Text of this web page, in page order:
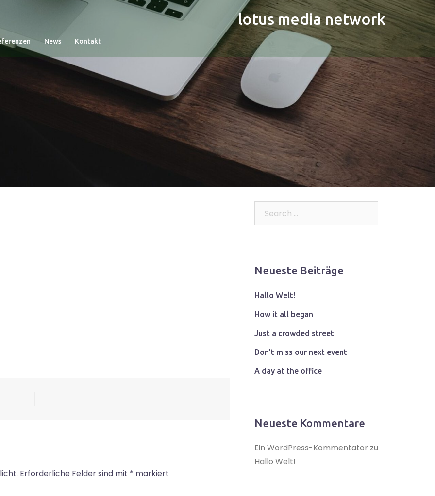
lotus media network
News Kontakt
Erforderliche Felder sind mit * markiert
Neueste Beiträge
Hallo Welt!
How it all began
Just a crowded street
Don’t miss our next event
A day at the office
Neueste Kommentare
Ein WordPress-Kommentator zu
Hallo Welt!